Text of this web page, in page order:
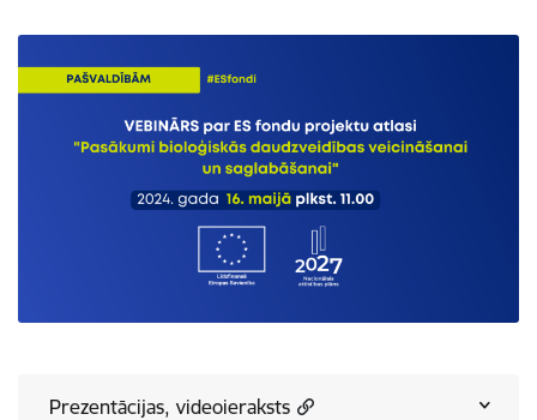
Prezentācijas, videoieraksts